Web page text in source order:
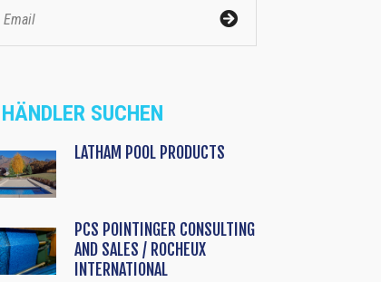
HÄNDLER SUCHEN
LATHAM POOL PRODUCTS
PCS POINTINGER CONSULTING
AND SALES / ROCHEUX
INTERNATIONAL